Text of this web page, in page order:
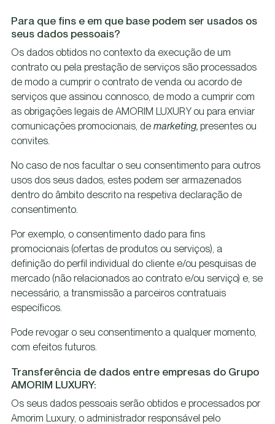
Para que fins e em que base podem ser usados os
seus dados pessoais?
Os dados obtidos no contexto da execução de um
contrato ou pela prestação de serviços são processados
de modo a cumprir o contrato de venda ou acordo de
serviços que assinou connosco, de modo a cumprir com
as obrigações legais de AMORIM LUXURY ou para enviar
comunicações promocionais, demarketing,presentes ou
convites.
No caso de nos facultar o seu consentimento para outros
usos dos seus dados, estes podem ser armazenados
dentro do âmbito descrito na respetiva declaração de
consentimento.
Por exemplo, o consentimento dado para fins
promocionais (ofertas de produtos ou serviços), a
definição do perfil individual do cliente e/ou pesquisas de
mercado (não relacionados ao contrato e/ou serviço) e, se
necessário, a transmissão a parceiros contratuais
específicos.
Pode revogar o seu consentimento a qualquer momento,
com efeitos futuros.
Transferência de dados entre empresas do Grupo
AMORIM LUXURY:
Os seus dados pessoais serão obtidos e processados por
Amorim Luxury, o administrador responsável pelo